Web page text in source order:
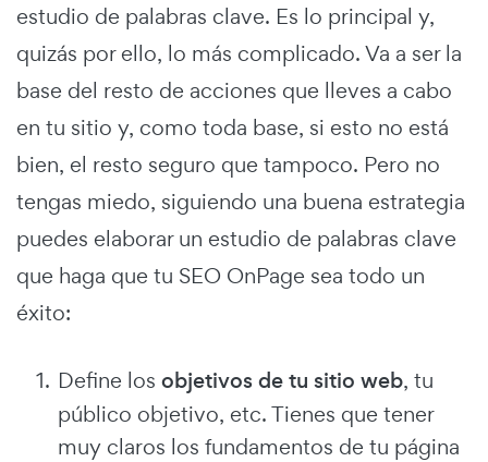
estudio de palabras clave. Es lo principal y,
quizás por ello, lo más complicado. Va a ser la
base del resto de acciones que lleves a cabo
en tu sitio y, como toda base, si esto no está
bien, el resto seguro que tampoco. Pero no
tengas miedo, siguiendo una buena estrategia
puedes elaborar un estudio de palabras clave
que haga que tu SEO OnPage sea todo un
éxito:
Define los objetivos de tu sitio web, tu
público objetivo, etc. Tienes que tener
muy claros los fundamentos de tu página